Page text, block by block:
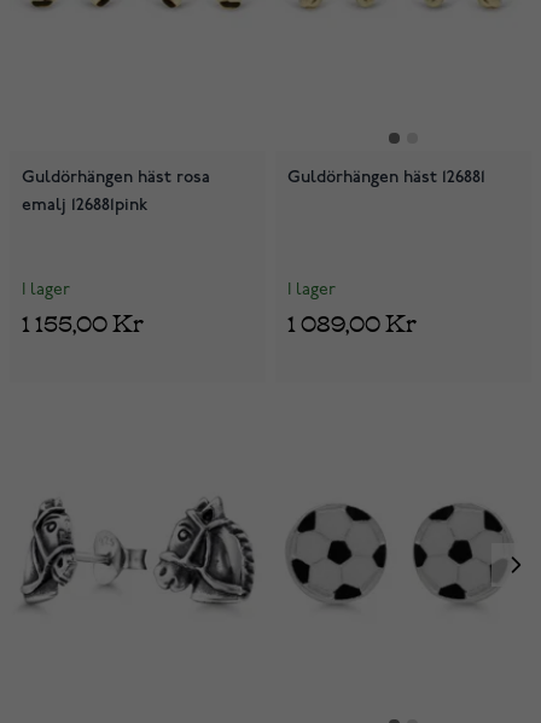
Guldörhängen häst rosa
emalj 126881pink
I lager
1 155,00 Kr
Guldörhängen häst 126881
I lager
1 089,00 Kr